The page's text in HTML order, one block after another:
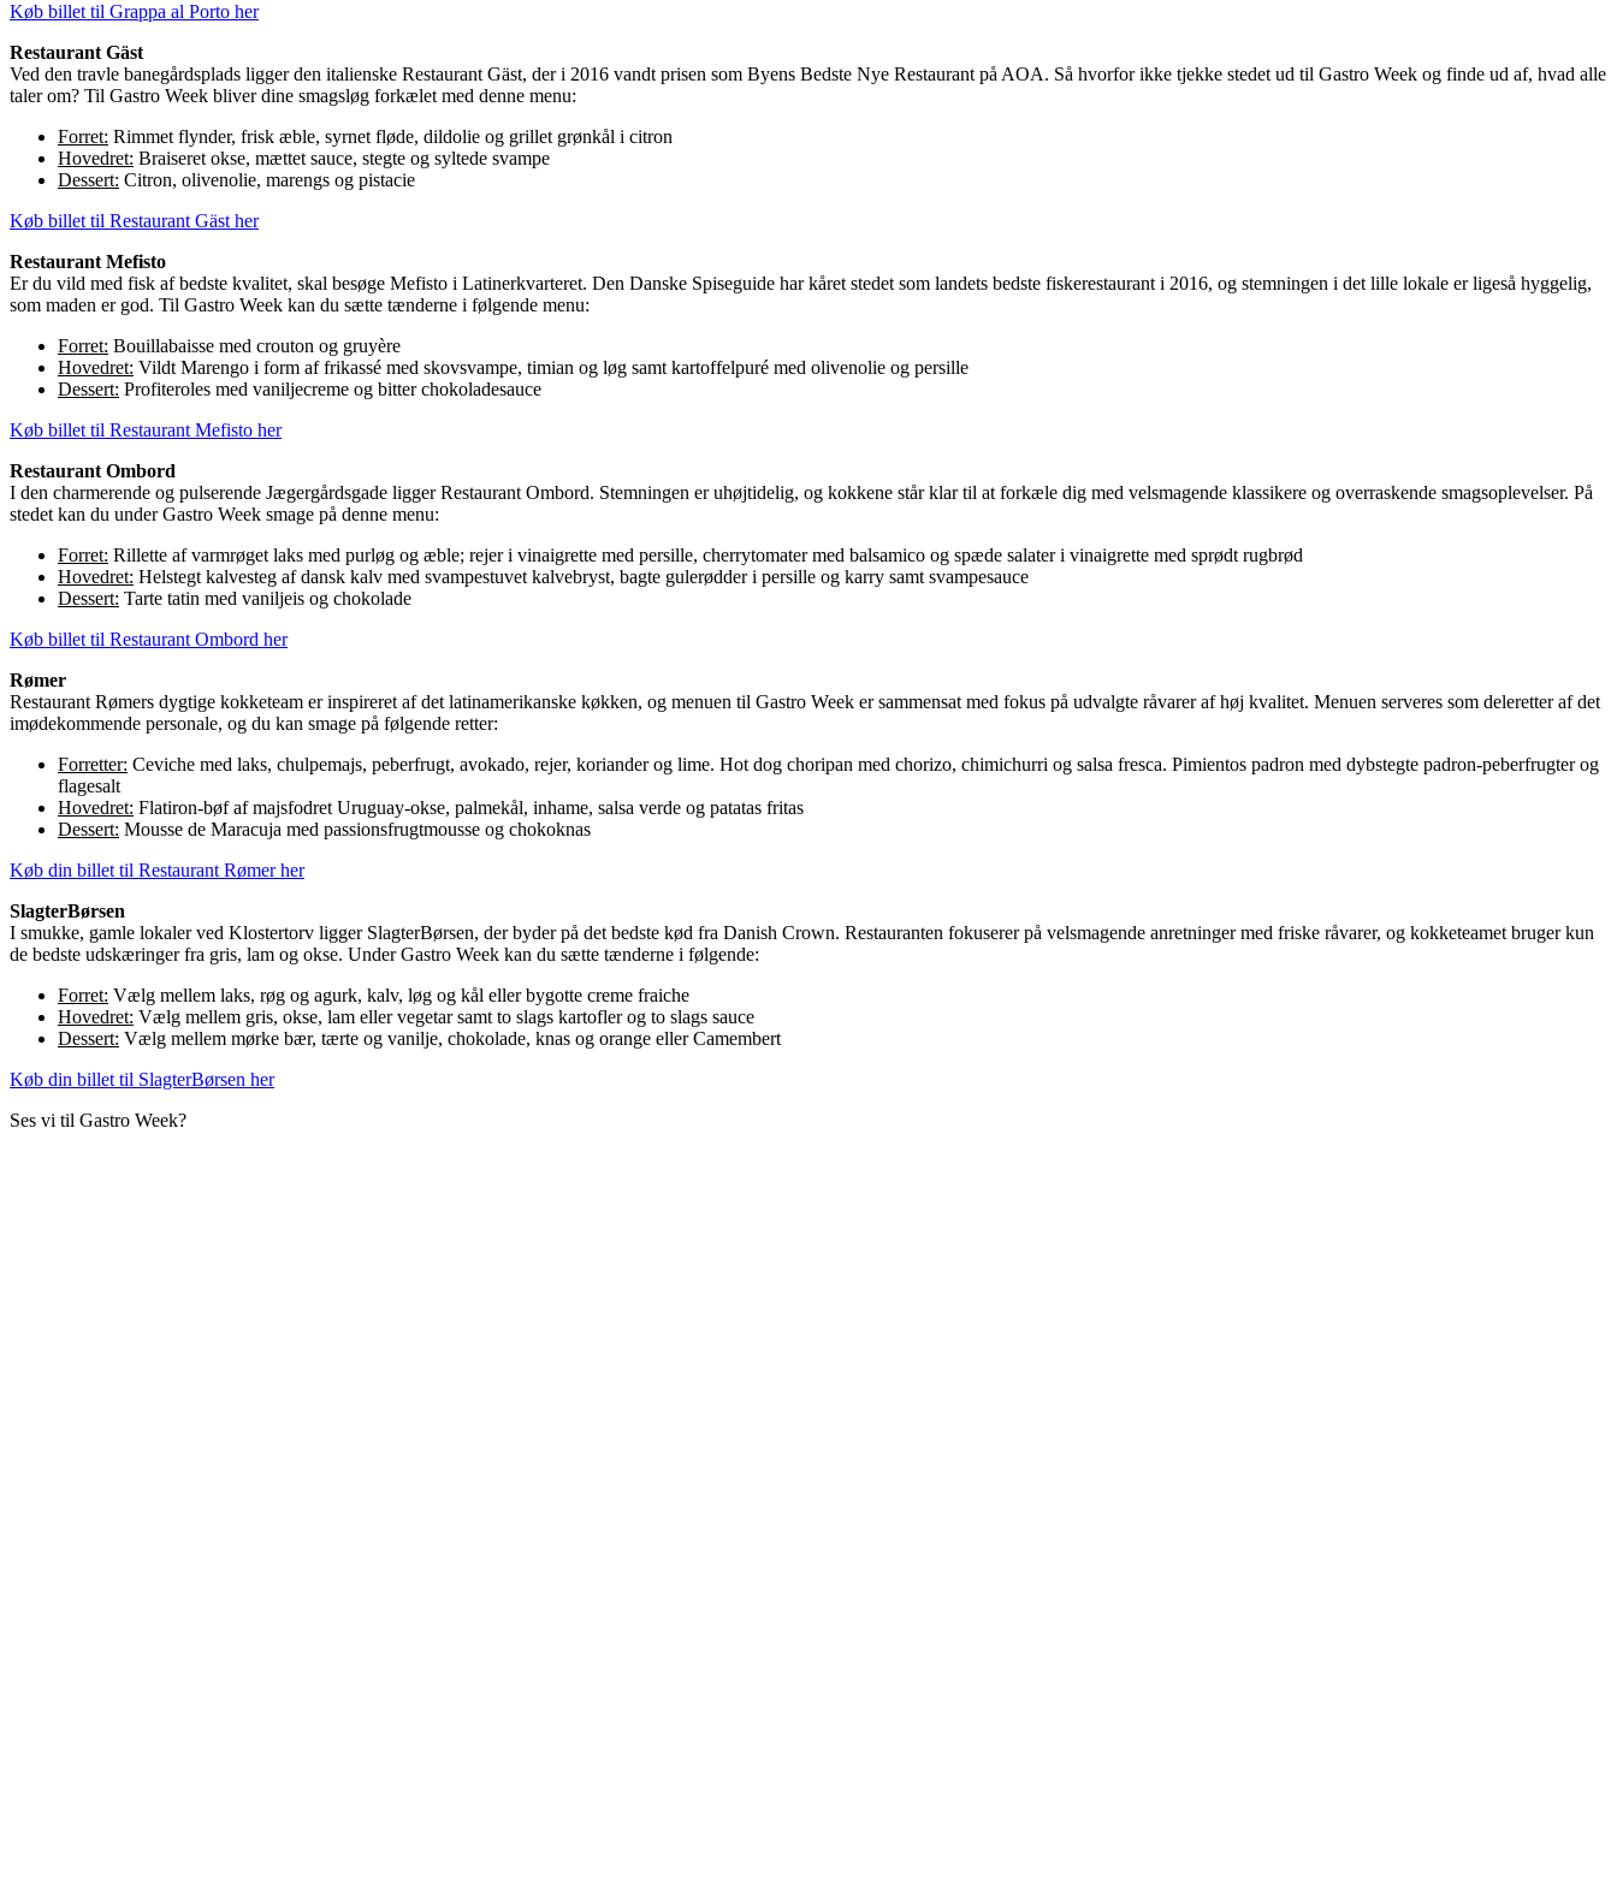
Køb billet til Grappa al Porto her
Restaurant Gäst
Ved den travle banegårdsplads ligger den italienske Restaurant Gäst, der i 2016 vandt prisen som Byens Bedste Nye Restaurant på AOA. Så hvorfor ikke tjekke stedet ud til Gastro Week og finde ud af, hvad alle
taler om? Til Gastro Week bliver dine smagsløg forkælet med denne menu:
Forret: Rimmet flynder, frisk æble, syrnet fløde, dildolie og grillet grønkål i citron
Hovedret: Braiseret okse, mættet sauce, stegte og syltede svampe
Dessert: Citron, olivenolie, marengs og pistacie
Køb billet til Restaurant Gäst her
Restaurant Mefisto
Er du vild med fisk af bedste kvalitet, skal besøge Mefisto i Latinerkvarteret. Den Danske Spiseguide har kåret stedet som landets bedste fiskerestaurant i 2016, og stemningen i det lille lokale er ligeså hyggelig,
som maden er god. Til Gastro Week kan du sætte tænderne i følgende menu:
Forret: Bouillabaisse med crouton og gruyère
Hovedret: Vildt Marengo i form af frikassé med skovsvampe, timian og løg samt kartoffelpuré med olivenolie og persille
Dessert: Profiteroles med vaniljecreme og bitter chokoladesauce
Køb billet til Restaurant Mefisto her
Restaurant Ombord
I den charmerende og pulserende Jægergårdsgade ligger Restaurant Ombord. Stemningen er uhøjtidelig, og kokkene står klar til at forkæle dig med velsmagende klassikere og overraskende smagsoplevelser. På
stedet kan du under Gastro Week smage på denne menu:
Forret: Rillette af varmrøget laks med purløg og æble; rejer i vinaigrette med persille, cherrytomater med balsamico og spæde salater i vinaigrette med sprødt rugbrød
Hovedret: Helstegt kalvesteg af dansk kalv med svampestuvet kalvebryst, bagte gulerødder i persille og karry samt svampesauce
Dessert: Tarte tatin med vaniljeis og chokolade
Køb billet til Restaurant Ombord her
Rømer
Restaurant Rømers dygtige kokketeam er inspireret af det latinamerikanske køkken, og menuen til Gastro Week er sammensat med fokus på udvalgte råvarer af høj kvalitet. Menuen serveres som deleretter af det
imødekommende personale, og du kan smage på følgende retter:
Forretter: Ceviche med laks, chulpemajs, peberfrugt, avokado, rejer, koriander og lime. Hot dog choripan med chorizo, chimichurri og salsa fresca. Pimientos padron med dybstegte padron-peberfrugter og
flagesalt
Hovedret: Flatiron-bøf af majsfodret Uruguay-okse, palmekål, inhame, salsa verde og patatas fritas
Dessert: Mousse de Maracuja med passionsfrugtmousse og chokoknas
Køb din billet til Restaurant Rømer her
SlagterBørsen
I smukke, gamle lokaler ved Klostertorv ligger SlagterBørsen, der byder på det bedste kød fra Danish Crown. Restauranten fokuserer på velsmagende anretninger med friske råvarer, og kokketeamet bruger kun
de bedste udskæringer fra gris, lam og okse. Under Gastro Week kan du sætte tænderne i følgende:
Forret: Vælg mellem laks, røg og agurk, kalv, løg og kål eller bygotte creme fraiche
Hovedret: Vælg mellem gris, okse, lam eller vegetar samt to slags kartofler og to slags sauce
Dessert: Vælg mellem mørke bær, tærte og vanilje, chokolade, knas og orange eller Camembert
Køb din billet til SlagterBørsen her
Ses vi til Gastro Week?